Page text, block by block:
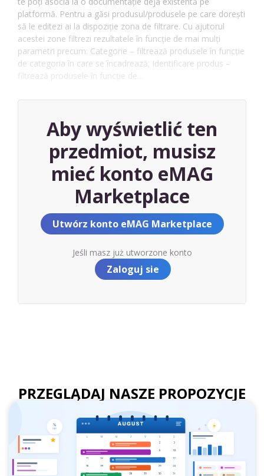
platformă. Pentru a găsi produsul/produsele pe care dorești
să le editezi ai la dispoziție zona de filtrare. Cu ajutorul
acestei zone filtrezi rezultatele în funcție de mai mulți
parametri precum: Categorie – filtrează produsele în funcție
de categoria în care se încadrează; Identificare produs –
filtrează produsele în funcție de…
Aby wyświetlić ten
przedmiot, musisz
mieć konto eMAG
Marketplace
Utwórz konto eMAG Marketplace
Jeśli masz już utworzone konto
Zaloguj sie
PRZEGLĄDAJ NASZE PROPOZYCJE